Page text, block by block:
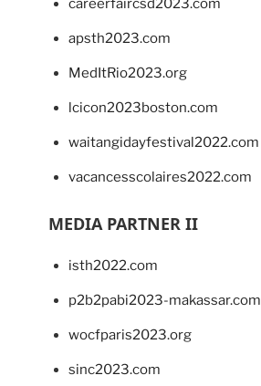
careerfaircsd2023.com
apsth2023.com
MedItRio2023.org
lcicon2023boston.com
waitangidayfestival2022.com
vacancesscolaires2022.com
MEDIA PARTNER II
isth2022.com
p2b2pabi2023-makassar.com
wocfparis2023.org
sinc2023.com